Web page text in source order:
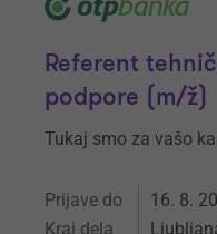
Referent
podpore (m/ž)
Tukaj smo za vašo
Prijave do 16. 8.
Kraj dela